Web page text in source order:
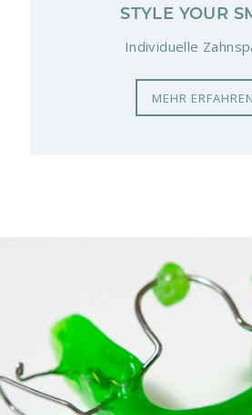
STYLE YOUR
Individuelle
MEHR ERFAHREN